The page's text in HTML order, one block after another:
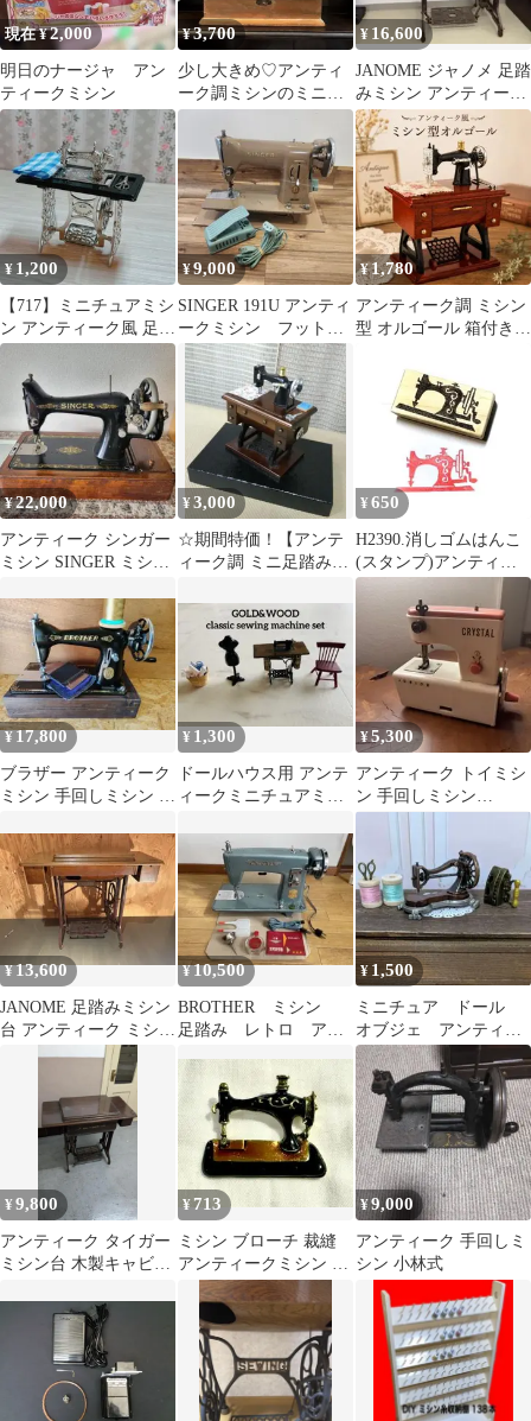
現在 ¥2,000
明日のナージャ アン
ティークミシン
¥3,700
少し大きめ♡アンティ
ーク調ミシンのミニチ
ュア 小物入れ 置物
¥ 16,600
JANOME ジャノメ 足踏
みミシン アンティーク
ミシン テーブル付き
¥ 1,200
【717】ミニチュアミシ
ン アンティーク風 足踏
みミシン シルバー
¥9,000
SINGER 191U アンティ
ークミシン フットコ
ントローラーつき ワ
ケアリ
¥1,780
アンティーク調 ミシン
型 オルゴール 箱付き
チュア d
¥22,000
アンティーク シンガー
ミシン SINGER ミシン
¥3,000
☆期間特価！【アンテ
ィーク調 ミニ足踏みミ
¥ 650
H2390.消しゴムはんこ
(スタンプ)アンティー
クミシン8
¥17,800
ブラザー アンティーク
ミシン 手回しミシン 足
フト 革
¥ 1,300
ドールハウス用 アンテ
ィークミニチュアミシ
¥5,300
アンティーク トイミシ
ン 手回しミシン
CRYSTAL JUNIOR
¥13,600
JANOME 足踏みミシン
台 アンティーク ミシン
なし キャスター脚カ
¥10,500
BROTHER ミシン
足踏み レトロ アン
の他 付属品
¥ 1,500
ミニチュア ドール
オブジェ アンティー
ク風 ミシン アイロ
ン 糸巻 はさみ
¥9,800
アンティーク タイガー
ミシン台 木製キャビネ
¥ 713
ミシン ブローチ 裁縫
アンティークミシン 未
使用品
¥9,000
アンティーク 手回しミ
シン 小林式